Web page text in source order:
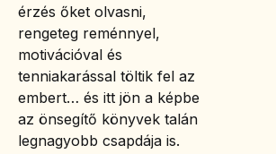
érzés őket olvasni,
rengeteg reménnyel,
motivációval és
tenniakarással töltik fel az
embert… és itt jön a képbe
az önsegítő könyvek talán
legnagyobb csapdája is.